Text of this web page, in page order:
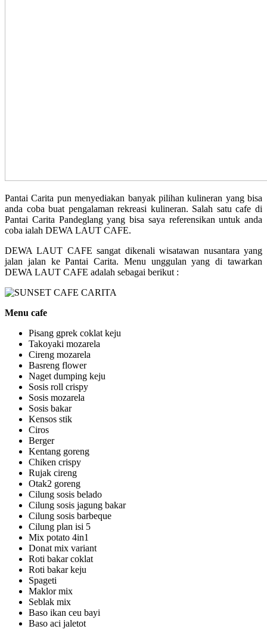
Pantai Carita pun menyediakan banyak pilihan kulineran yang bisa
anda coba buat pengalaman rekreasi kulineran. Salah satu cafe di
Pantai Carita Pandeglang yang bisa saya referensikan untuk anda
coba ialah DEWA LAUT CAFE.
DEWA LAUT CAFE sangat dikenali wisatawan nusantara yang
jalan jalan ke Pantai Carita. Menu unggulan yang di tawarkan
DEWA LAUT CAFE adalah sebagai berikut :
Menu cafe
Pisang gprek coklat keju
Takoyaki mozarela
Cireng mozarela
Basreng flower
Naget dumping keju
Sosis roll crispy
Sosis mozarela
Sosis bakar
Kensos stik
Ciros
Berger
Kentang goreng
Chiken crispy
Rujak cireng
Otak2 goreng
Cilung sosis belado
Cilung sosis jagung bakar
Cilung sosis barbeque
Cilung plan isi 5
Mix potato 4in1
Donat mix variant
Roti bakar coklat
Roti bakar keju
Spageti
Maklor mix
Seblak mix
Baso ikan ceu bayi
Baso aci jaletot